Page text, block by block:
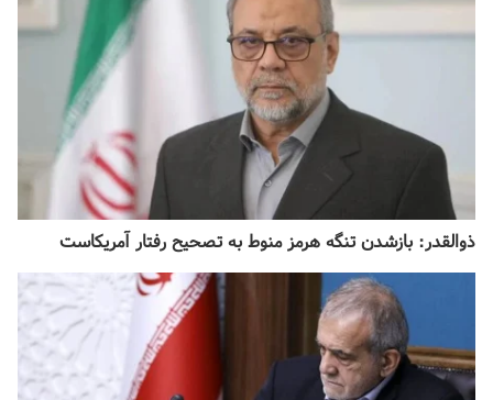
ذوالقدر: بازشدن تنگه هرمز منوط به تصحیح رفتار آمریکاست